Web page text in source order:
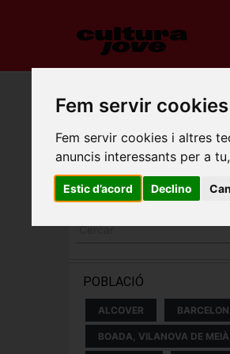
Fem servir cookies
Fem servir cookies i altres
anuncis interessants per a
Estic d’acord Declino
CONCERTS
POBLACIÓ
ALCOVER
BOADA, VILANOVA DE MEIÀ